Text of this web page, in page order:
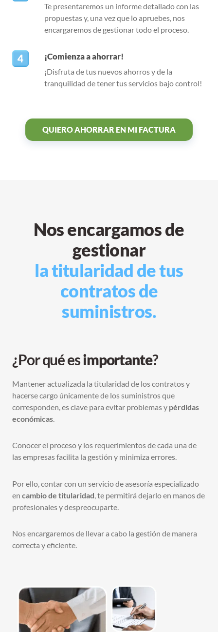
Te presentaremos un informe detallado con las
propuestas y, una vez que lo apruebes, nos
encargaremos de gestionar todo el proceso.
¡Comienza a ahorrar!
¡Disfruta de tus nuevos ahorros y de la
tranquilidad de tener tus servicios bajo control!
QUIERO AHORRAR EN MI FACTURA
Nos encargamos de
gestionar
la titularidad de tus
contratos de
suministros.
¿Por qué esimportante?
Mantener actualizada la titularidad de los contratos y
hacerse cargo únicamente de los suministros que
corresponden, es clave para evitar problemas y pérdidas
económicas
Conocer el proceso y los requerimientos de cada una de
las empresas facilita la gestión y minimiza errores.
Por ello, contar con un servicio de asesoría especializado
en cambio de titularidad , te permitirá dejarlo en manos de
profesionales y despreocuparte.
Nos encargaremos de llevar a cabo la gestión de manera
correcta y eficiente.